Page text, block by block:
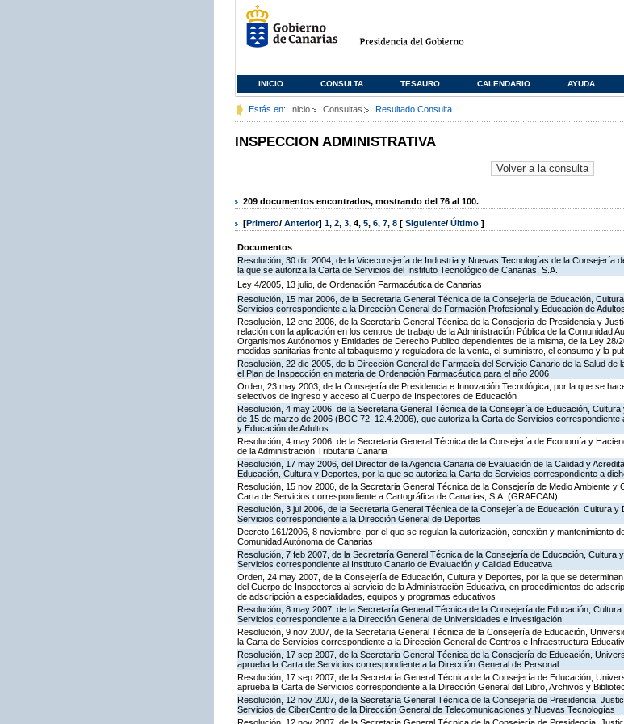
INICIO CONSULTA TESAURO CALENDARIO AYUDA
Estás en: Inicio Consultas Resultado Consulta
INSPECCION ADMINISTRATIVA
209 documentos encontrados, mostrando del 76 al 100.
[Primero/ Anterior] 1, 2, 3, 4, 5, 6, 7, 8 [ Siguiente/ Último ]
Documentos
Resolución, 30 dic 2004, de la Viceconsjería de Industria y Nuevas Tecnologías de la Consejería
la que se autoriza la Carta de Servicios del Instituto Tecnológico de Canarias, S.A.
Ley 4/2005, 13 julio, de Ordenación Farmacéutica de Canarias
Resolución, 15 mar 2006, de la Secretaria General Técnica de la Consejería de Educación,
Servicios correspondiente a la Dirección General de Formación Profesional y Educación de Adultos
Resolución, 12 ene 2006, de la Secretaria General Técnica de la Consejería de Presidencia y
relación con la aplicación en los centros de trabajo de la Administración Pública de la Comunidad
Organismos Autónomos y Entidades de Derecho Publico dependientes de la misma, de la Ley 28/
medidas sanitarias frente al tabaquismo y reguladora de la venta, el suministro, el consumo y la
Resolución, 22 dic 2005, de la Dirección General de Farmacia del Servicio Canario de la Salud
el Plan de Inspección en materia de Ordenación Farmacéutica para el año 2006
Orden, 23 may 2003, de la Consejería de Presidencia e Innovación Tecnológica, por la que se
selectivos de ingreso y acceso al Cuerpo de Inspectores de Educación
Resolución, 4 may 2006, de la Secretaria General Técnica de la Consejería de Educación,
de 15 de marzo de 2006 (BOC 72, 12.4.2006), que autoriza la Carta de Servicios
y Educación de Adultos
Resolución, 4 may 2006, de la Secretaria General Técnica de la Consejería de Economía y
de la Administración Tributaria Canaria
Resolución, 17 may 2006, del Director de la Agencia Canaria de Evaluación de la Calidad y
Educación, Cultura y Deportes, por la que se autoriza la Carta de Servicios correspondiente a
Resolución, 15 nov 2006, de la Secretaria General Técnica de la Consejería de Medio Ambiente y
Carta de Servicios correspondiente a Cartográfica de Canarias, S.A. (GRAFCAN)
Resolución, 3 jul 2006, de la Secretaria General Técnica de la Consejería de Educación, Cultura
Servicios correspondiente a la Dirección General de Deportes
Decreto 161/2006, 8 noviembre, por el que se regulan la autorización, conexión y mantenimiento
Comunidad Autónoma de Canarias
Resolución, 7 feb 2007, de la Secretaría General Técnica de la Consejería de Educación, Cultura
Servicios correspondiente al Instituto Canario de Evaluación y Calidad Educativa
Orden, 24 may 2007, de la Consejería de Educación, Cultura y Deportes, por la que se
del Cuerpo de Inspectores al servicio de la Administración Educativa, en procedimientos de
de adscripción a especialidades, equipos y programas educativos
Resolución, 8 may 2007, de la Secretaría General Técnica de la Consejería de Educación,
Servicios correspondiente a la Dirección General de Universidades e Investigación
Resolución, 9 nov 2007, de la Secretaria General Técnica de la Consejería de Educación,
la Carta de Servicios correspondiente a la Dirección General de Centros e Infraestructura
Resolución, 17 sep 2007, de la Secretaria General Técnica de la Consejería de Educación,
aprueba la Carta de Servicios correspondiente a la Dirección General de Personal
Resolución, 17 sep 2007, de la Secretaría General Técnica de la Consejería de Educación,
aprueba la Carta de Servicios correspondiente a la Dirección General del Libro, Archivos y
Resolución, 12 nov 2007, de la Secretaría General Técnica de la Consejería de Presidencia,
Servicios de CiberCentro de la Dirección General de Telecomunicaciones y Nuevas Tecnologías